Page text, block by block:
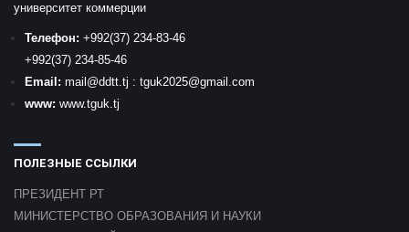
университет коммерции
Телефон: +992(37) 234-83-46
+992(37) 234-85-46
Email: mail @ddtt.tj : tguk2025@gmail.com
www: www.tguk.tj
ПОЛЕЗНЫЕ ССЫЛКИ
ПРЕЗИДЕНТ РТ
МИНИСТЕРСТВО ОБРАЗОВАНИЯ И НАУКИ